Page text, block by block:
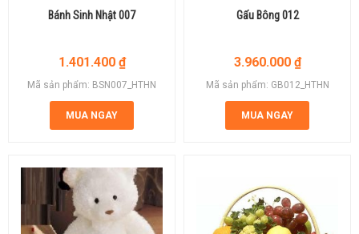
Bánh Sinh Nhật 007
1.401.400 ₫
Mã sản phẩm: BSN007_HTHN
MUA NGAY
Gấu Bông 012
3.960.000 ₫
Mã sản phẩm: GB012_HTHN
MUA NGAY